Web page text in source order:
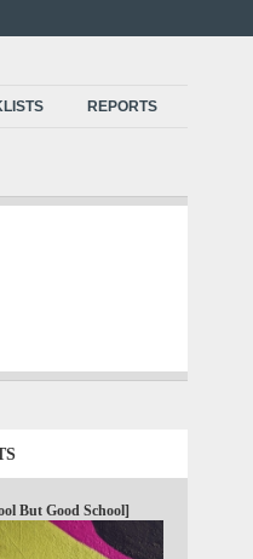
REPORTS
But Good School]